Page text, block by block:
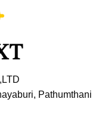
Pathumthani